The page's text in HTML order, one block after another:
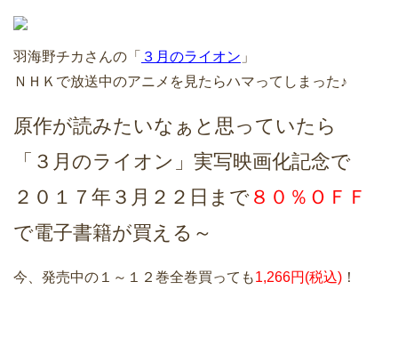
羽海野チカさんの「 ３月のライオン 」
ＮＨＫで放送中のアニメを見たらハマってしまった♪
原作が読みたいなぁと思っていたら
「３月のライオン」実写映画化記念で
２０１７年３月２２日まで ８０％ＯＦＦ
で電子書籍が買える～
今、発売中の１～１２巻全巻買っても1,266円(税込) ！